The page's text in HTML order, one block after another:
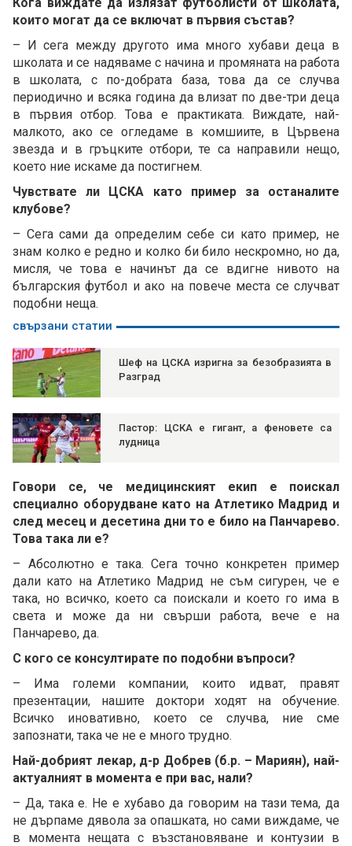
които могат да се включат в първия състав?
– И сега между другото има много хубави деца в
школата и се надяваме с начина и промяната на работа
в школата, с по-добрата база, това да се случва
периодично и всяка година да влизат по две-три деца
в първия отбор. Това е практиката. Виждате, най-
малкото, ако се огледаме в комшиите, в Цървена
звезда и в гръцките отбори, те са направили нещо,
което ние искаме да постигнем.
Чувствате ли ЦСКА като пример за останалите
клубове?
– Сега сами да определим себе си като пример, не
знам колко е редно и колко би било нескромно, но да,
мисля, че това е начинът да се вдигне нивото на
българския футбол и ако на повече места се случват
подобни неща.
свързани статии
Шеф на ЦСКА изригна за безобразията в
Разград
Пастор: ЦСКА е гигант, а феновете са
лудница
Говори се, че медицинският екип е поискал
специално оборудване като на Атлетико Мадрид и
след месец и десетина дни то е било на Панчарево.
Това така ли е?
– Абсолютно е така. Сега точно конкретен пример
дали като на Атлетико Мадрид не съм сигурен, че е
така, но всичко, което са поискали и което го има в
света и може да ни свърши работа, вече е на
Панчарево, да.
С кого се консултирате по подобни въпроси?
– Има големи компании, които идват, правят
презентации, нашите доктори ходят на обучение.
Всичко иновативно, което се случва, ние сме
запознати, така че не е много трудно.
Най-добрият лекар, д-р Добрев (б.р. – Мариян), най-
актуалният в момента е при вас, нали?
– Да, така е. Не е хубаво да говорим на тази тема, да
не дърпаме дявола за опашката, но сами виждаме, че
в момента нещата с възстановяване и контузии в